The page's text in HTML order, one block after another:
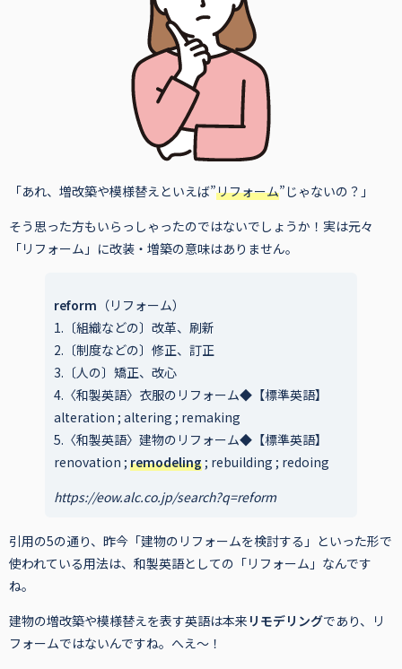
「あれ、増改築や模様替えといえば”リフォーム”じゃないの？」
そう思った方もいらっしゃったのではないでしょうか！実は元々
「リフォーム」に改装・増築の意味はありません。
reform （リフォーム）
1.〔組織などの〕改革、刷新
2.〔制度などの〕修正、訂正
3.〔人の〕矯正、改心
4.〈和製英語〉衣服のリフォーム◆【標準英語】
alteration ; altering ; remaking
5.〈和製英語〉建物のリフォーム◆【標準英語】
renovation ; remodeling ; rebuilding ; redoing
https://eow.alc.co.jp/search?q=reform
引用の5の通り、昨今「建物のリフォームを検討する」といった形で
使われている用法は、和製英語としての「リフォーム」なんです
ね。
建物の増改築や模様替えを表す英語は本来 リモデリングであり、リ
フォームではないんですね。へえ～！